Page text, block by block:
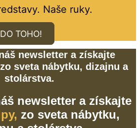
Naše ruky.
TOHO!
newsletter a získajte
zo sveta nábytku, dizajnu a
stolárstva.
newsletter a získajte
zo sveta nábytku,